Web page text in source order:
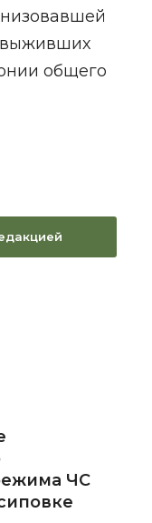
выживших
общего
ЧС